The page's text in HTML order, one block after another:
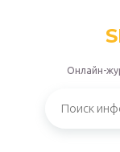
Онлайн-